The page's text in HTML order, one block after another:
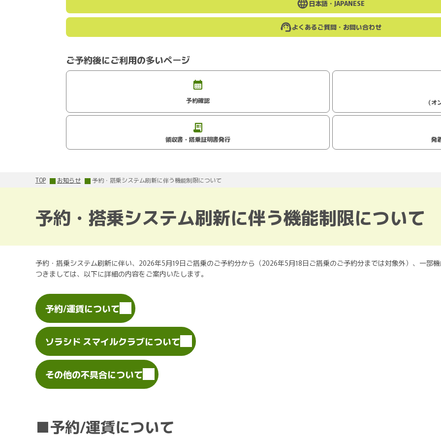
日本語・ JAPANESE
よくあるご質問・お問い合わせ
ご予約後にご利用の多いページ
予約確認
（オ
領収書・搭乗証明書発行 発
TOP お知らせ 予約・搭乗システム刷新に伴う機能制限について
予約・搭乗システム刷新に伴う機能制限について
予約・搭乗システム刷新に伴い、2026年5月19日ご搭乗のご予約分から（2026年5月18日ご搭乗のご予約分までは対象外）、一部機
つきましては、以下に詳細の内容をご案内いたします。
予約/運賃について
ソラシド スマイルクラブについて
その他の不具合について
■予約/運賃について